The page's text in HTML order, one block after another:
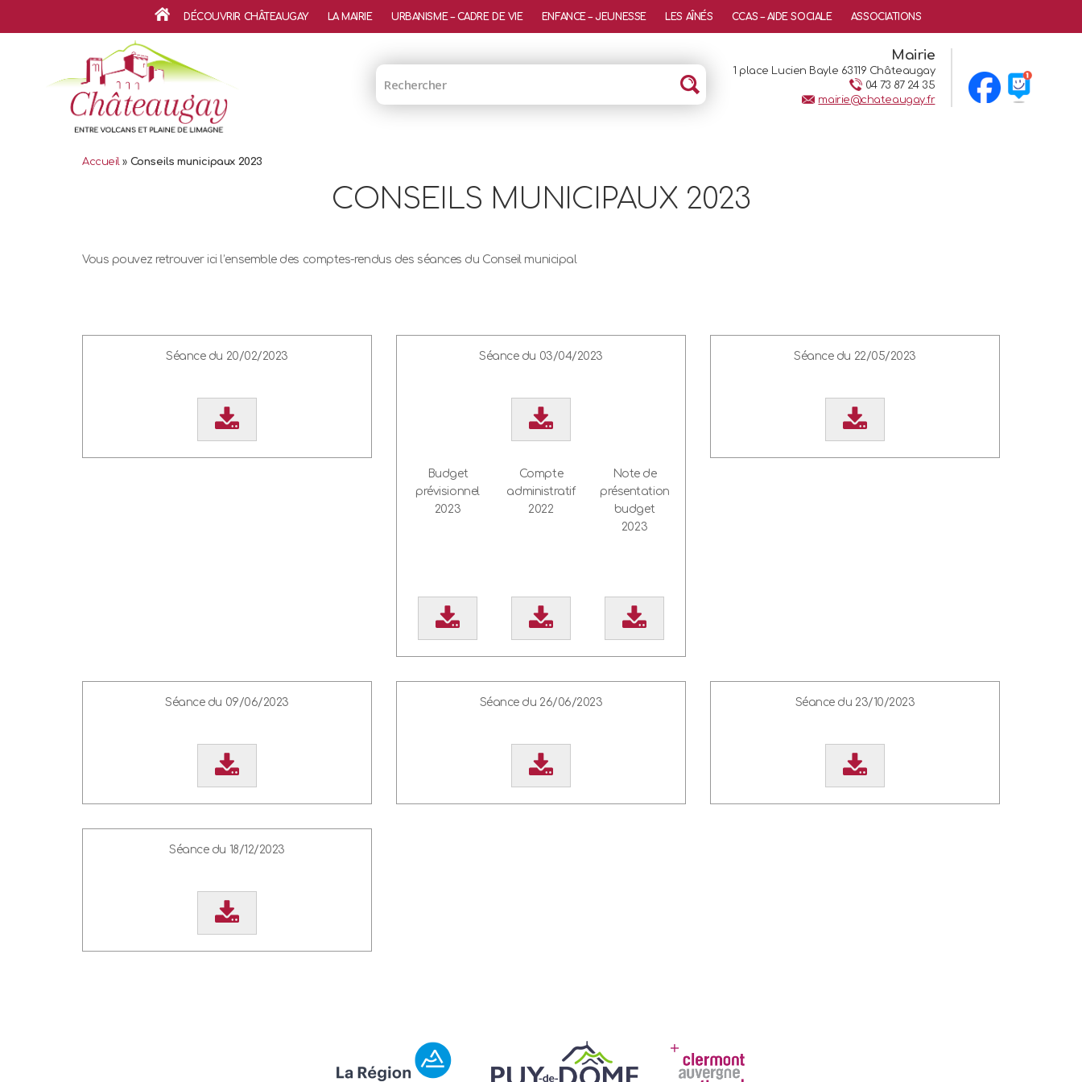
Mairie
1 place Lucien Bayle 63119 Châteaugay
04 73 87 24 35
mairie@chateaugay.fr
ACCUEIL
DÉCOUVRIR CHÂTEAUGAY LA MAIRIE URBANISME – CADRE DE VIE ENFANCE – JEUNESSE LES AÎNÉS CCAS – AIDE SOCIALE ASSOCIATIONS
Accueil» Conseils municipaux 2023
CONSEILS MUNICIPAUX 2023
Vous pouvez retrouver ici l’ensemble des comptes-rendus des séances du Conseil municipal
Séance du 20/02/2023 Séance du 03/04/2023
Budget
prévisionnel
2023
Compte
administratif
2022
Note de
présentation
budget
2023
Séance du 22/05/2023
Séance du 09/06/2023 Séance du 26/06/2023 Séance du 23/10/2023
Séance du 18/12/2023